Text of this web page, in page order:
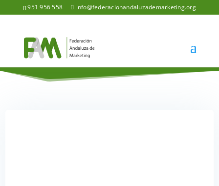
951 956 558 info@federacionandaluzademarketing.org
ENCUENTRO DIGITAL